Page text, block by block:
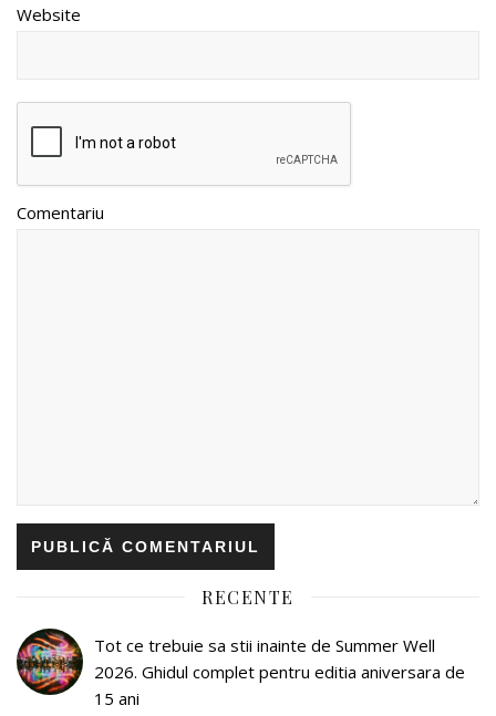
Website
Comentariu
RECENTE
Tot ce trebuie sa stii inainte de Summer Well
2026. Ghidul complet pentru editia aniversara de
15 ani